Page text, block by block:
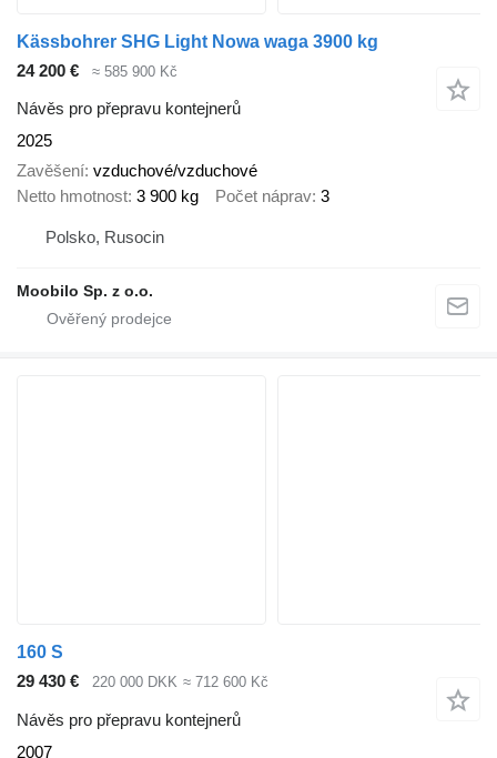
Kässbohrer SHG Light Nowa waga 3900 kg
24 200 €
≈ 585 900 Kč
Návěs pro přepravu kontejnerů
2025
Zavěšení vzduchové/vzduchové
Netto hmotnost 3 900 kg Počet náprav 3
Polsko, Rusocin
Moobilo Sp. z o.o.
160 S
29 430 €
220 000 DKK ≈ 712 600 Kč
Návěs pro přepravu kontejnerů
2007